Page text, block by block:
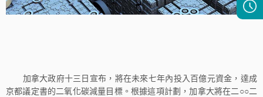
加拿大政府十三日宣布，將在未來七年內投入百億元資金，達成
京都議定書的二氧化碳減量目標。根據這項計劃，加拿大將在二○○二